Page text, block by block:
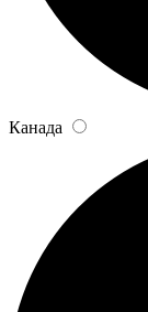
Канада